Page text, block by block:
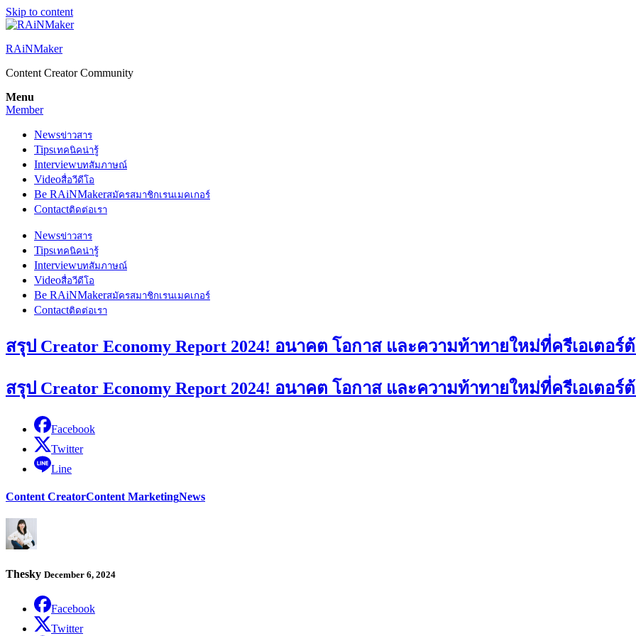
Skip to content
RAiNMaker
Content Creator Community
Menu
Member
Newsข่าวสาร
Tipsเทคนิคน่ารู้
Interviewบทสัมภาษณ์
Videoสื่อวีดีโอ
Be RAiNMakerสมัครสมาชิกเรนเมคเกอร์
Contactติดต่อเรา
Newsข่าวสาร
Tipsเทคนิคน่ารู้
Interviewบทสัมภาษณ์
Videoสื่อวีดีโอ
Be RAiNMakerสมัครสมาชิกเรนเมคเกอร์
Contactติดต่อเรา
สรุป Creator Economy Report 2024! อนาคต โอกาส และความท้าทายใหม่ที่ครีเอเตอร์ต้
สรุป Creator Economy Report 2024! อนาคต โอกาส และความท้าทายใหม่ที่ครีเอเตอร์ต้
Facebook
Twitter
Line
Content CreatorContent MarketingNews
Thesky December 6, 2024
Facebook
Twitter